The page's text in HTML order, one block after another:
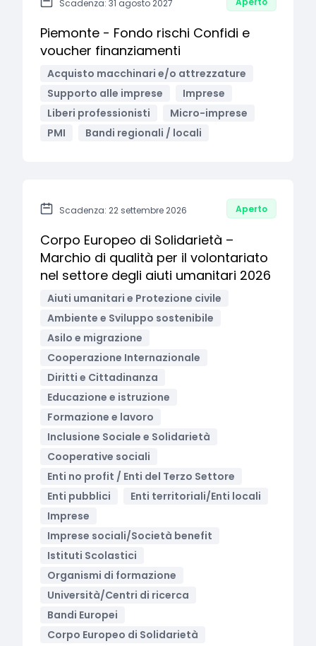
Scadenza: 31 agosto 2027
Piemonte - Fondo rischi Confidi e
voucher finanziamenti
Acquisto macchinari e/o attrezzature
Supporto alle imprese
Imprese
Liberi professionisti
Micro-imprese
PMI
Bandi regionali / locali
Scadenza: 22 settembre 2026 Aperto
Corpo Europeo di Solidarietà –
Marchio di qualità per il volontariato
nel settore degli aiuti umanitari 2026
Aiuti umanitari e Protezione civile
Ambiente e Sviluppo sostenibile
Asilo e migrazione
Cooperazione Internazionale
Diritti e Cittadinanza
Educazione e istruzione
Formazione e lavoro
Inclusione Sociale e Solidarietà
Cooperative sociali
Enti no profit / Enti del Terzo Settore
Enti pubblici
Enti territoriali/Enti locali
Imprese
Imprese sociali/Società benefit
Istituti Scolastici
Organismi di formazione
Università/Centri di ricerca
Bandi Europei
Corpo Europeo di Solidarietà